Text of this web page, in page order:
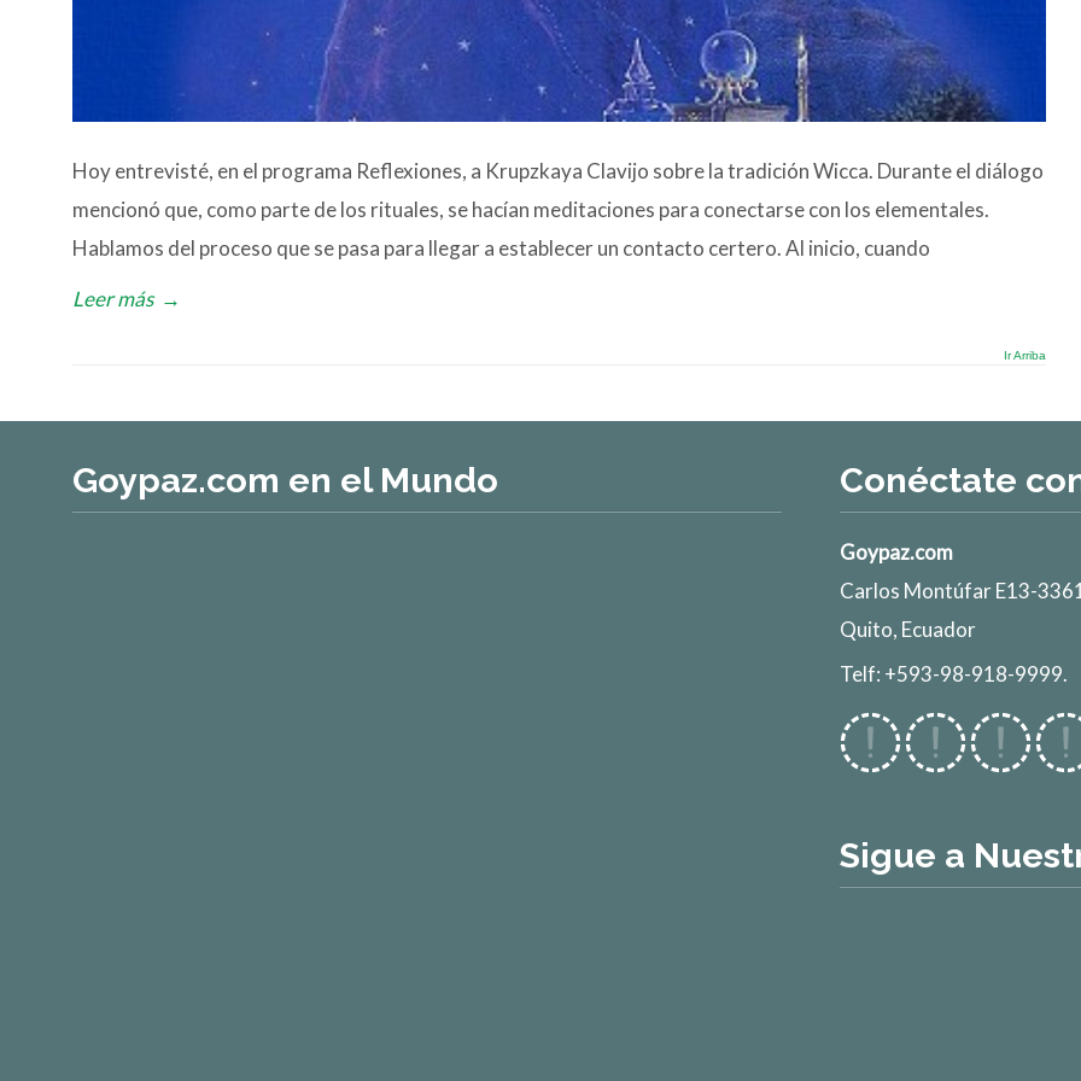
Hoy entrevisté, en el programa Reflexiones, a Krupzkaya Clavijo sobre la tradición Wicca. Durante el diálogo
mencionó que, como parte de los rituales, se hacían meditaciones para conectarse con los elementales.
Hablamos del proceso que se pasa para llegar a establecer un contacto certero. Al inicio, cuando
Leer más →
Ir Arriba
Goypaz.com en el Mundo Conéctate
Goypaz.com
Carlos Montúfar E13-
Quito, Ecuador
Telf: +593-98-918-9999.
Sigue a